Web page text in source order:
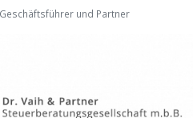
und Partner